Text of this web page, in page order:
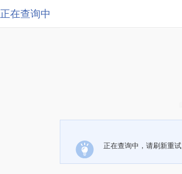
正在查询中
正在查询中，请刷新重试